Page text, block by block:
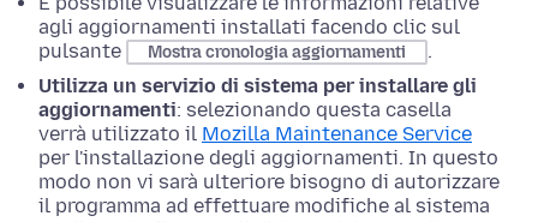
agli aggiornamenti installati facendo clic sul
pulsante
Mostra cronologia aggiornamenti
.
Utilizza un servizio di sistema per installare gli
aggiornamenti: selezionando questa casella
verrà utilizzato il Mozilla Maintenance Service
per l'installazione degli aggiornamenti. In questo
modo non vi sarà ulteriore bisogno di autorizzare
il programma ad effettuare modifiche al sistema